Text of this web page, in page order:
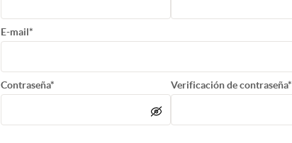
E-mail*
Contraseña* Verificación de contraseña*